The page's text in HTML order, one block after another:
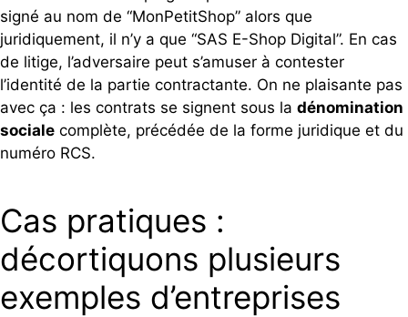
signé au nom de “MonPetitShop” alors que
juridiquement, il n’y a que “SAS E-Shop Digital”. En cas
de litige, l’adversaire peut s’amuser à contester
l’identité de la partie contractante. On ne plaisante pas
avec ça : les contrats se signent sous la dénomination
sociale complète, précédée de la forme juridique et du
numéro RCS.
Cas pratiques :
décortiquons plusieurs
exemples d’entreprises